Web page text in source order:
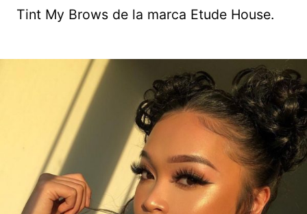
Tint My Brows de la marca Etude House.